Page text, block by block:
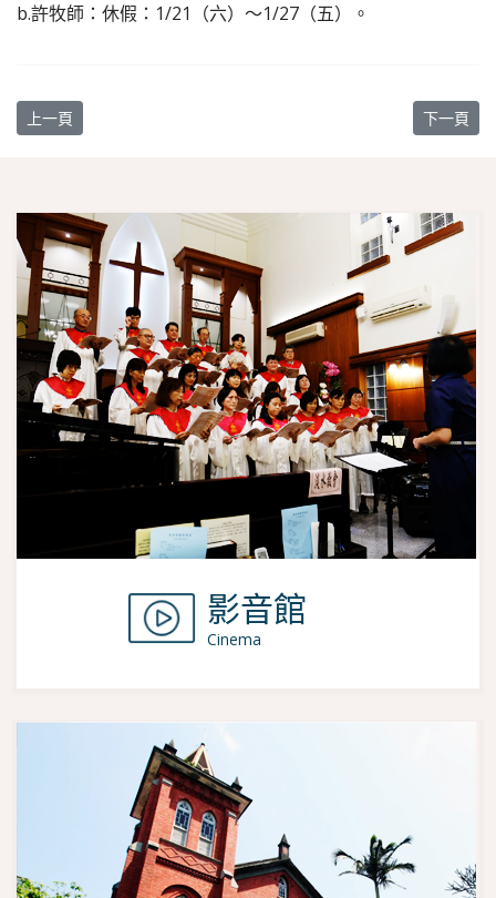
b.許牧師：休假：1/21（六）〜1/27（五）。
上一篇文章: 【教會消息】農曆新春週間聚會暫停公告
上一頁 下一篇文
下一頁
影音館
Cinema